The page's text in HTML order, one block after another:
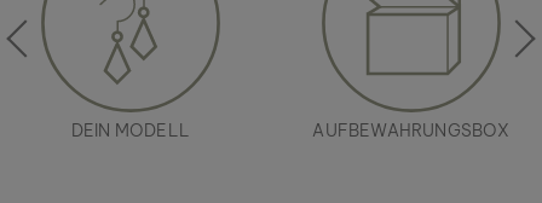
DEIN MODELL AUFBEWAHRUNGSBOX